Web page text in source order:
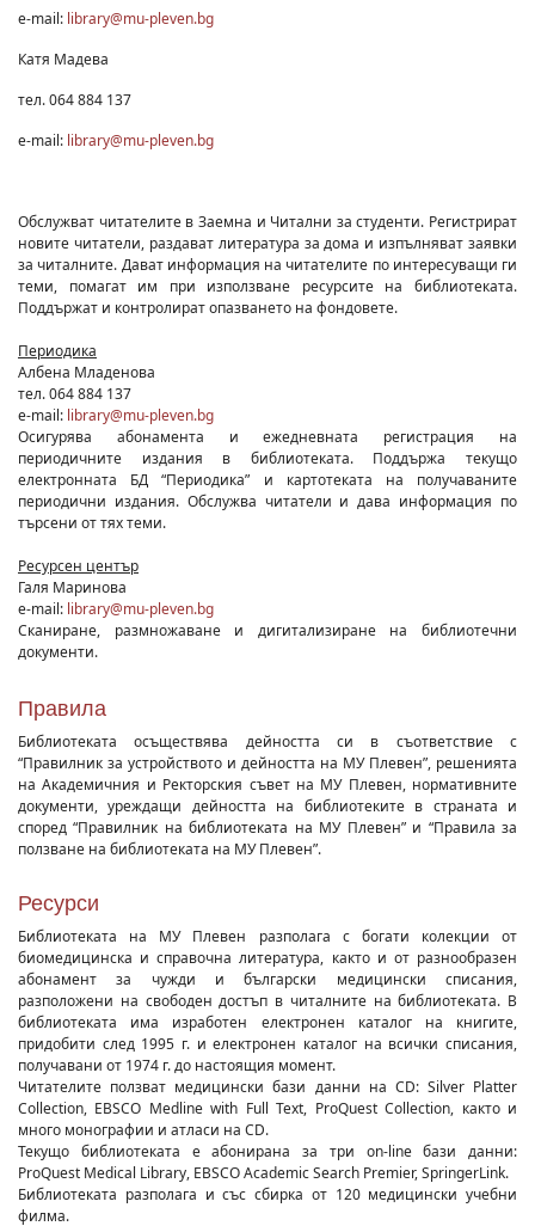
e-mail: library@mu-pleven.bg
Катя Мадева
тел. 064 884 137
e-mail: library@mu-pleven.bg
Обслужват читателите в Заемна и Читални за студенти. Регистрират
новите читатели, раздават литература за дома и изпълняват заявки
за читалните. Дават информация на читателите по интересуващи ги
теми, помагат им при използване ресурсите на библиотеката.
Поддържат и контролират опазването на фондовете.
Периодика
Албена Младенова
тел. 064 884 137
e-mail: library@mu-pleven.bg
Осигурява абонамента и ежедневната регистрация на
периодичните издания в библиотеката. Поддържа текущо
електронната БД “Периодика” и картотеката на получаваните
периодични издания. Обслужва читатели и дава информация по
търсени от тях теми.
Ресурсен център
Галя Маринова
e-mail: library@mu-pleven.bg
Сканиране, размножаване и дигитализиране на библиотечни
документи.
Правила
Библиотеката осъществява дейността си в съответствие с
“Правилник за устройството и дейността на МУ Плевен”, решенията
на Академичния и Ректорския съвет на МУ Плевен, нормативните
документи, уреждащи дейността на библиотеките в страната и
според “Правилник на библиотеката на МУ Плевен” и “Правила за
ползване на библиотеката на МУ Плевен”.
Ресурси
Библиотеката на МУ Плевен разполага с богати колекции от
биомедицинска и справочна литература, както и от разнообразен
абонамент за чужди и български медицински списания,
разположени на свободен достъп в читалните на библиотеката. В
библиотеката има изработен електронен каталог на книгите,
придобити след 1995 г. и електронен каталог на всички списания,
получавани от 1974 г. до настоящия момент.
Читателите ползват медицински бази данни на CD: Silver Platter
Collection, EBSCO Medline with Full Text, ProQuest Collection, както и
много монографии и атласи на CD.
Текущо библиотеката е абонирана за три on-lineбази данни:
ProQuest Medical Library, EBSCOAcademic Search Premier, SpringerLink.
Библиотеката разполага и със сбирка от 120 медицински учебни
филма.